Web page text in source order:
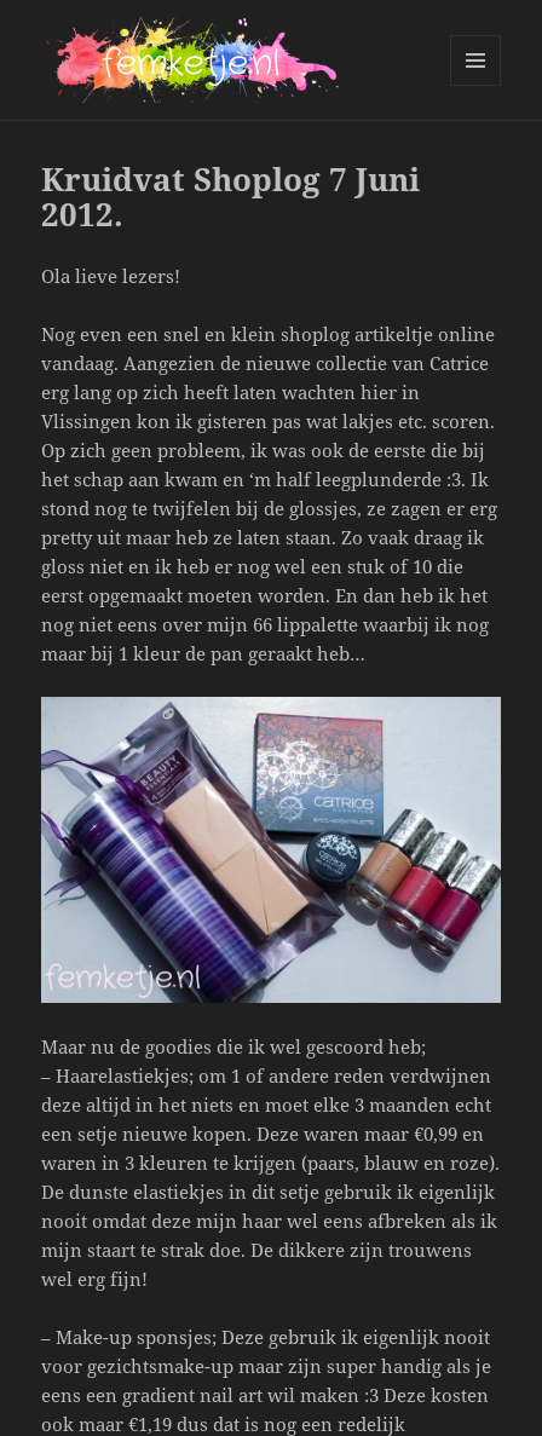
Kruidvat Shoplog 7 Juni
2012.
Ola lieve lezers!
Nog even een snel en klein shoplog artikeltje online
vandaag. Aangezien de nieuwe collectie van Catrice
erg lang op zich heeft laten wachten hier in
Vlissingen kon ik gisteren pas wat lakjes etc. scoren.
Op zich geen probleem, ik was ook de eerste die bij
het schap aan kwam en ‘m half leegplunderde :3. Ik
stond nog te twijfelen bij de glossjes, ze zagen er erg
pretty uit maar heb ze laten staan. Zo vaak draag ik
gloss niet en ik heb er nog wel een stuk of 10 die
eerst opgemaakt moeten worden. En dan heb ik het
nog niet eens over mijn 66 lippalette waarbij ik nog
maar bij 1 kleur de pan geraakt heb…
Maar nu de goodies die ik wel gescoord heb;
– Haarelastiekjes; om 1 of andere reden verdwijnen
deze altijd in het niets en moet elke 3 maanden echt
een setje nieuwe kopen. Deze waren maar €0,99 en
waren in 3 kleuren te krijgen (paars, blauw en roze).
De dunste elastiekjes in dit setje gebruik ik eigenlijk
nooit omdat deze mijn haar wel eens afbreken als ik
mijn staart te strak doe. De dikkere zijn trouwens
wel erg fijn!
– Make-up sponsjes; Deze gebruik ik eigenlijk nooit
voor gezichtsmake-up maar zijn super handig als je
eens een gradient nail art wil maken :3 Deze kosten
ook maar €1,19 dus dat is nog een redelijk